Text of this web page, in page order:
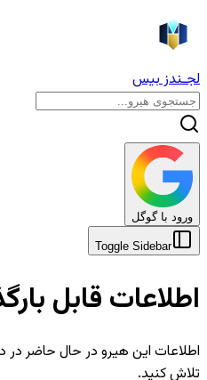
لجـندز بیس
ورود با گوگل
Toggle Sidebar
اطلاعات قابل
اطلاعات این هیرو در حال حاضر
تلاش کنید.